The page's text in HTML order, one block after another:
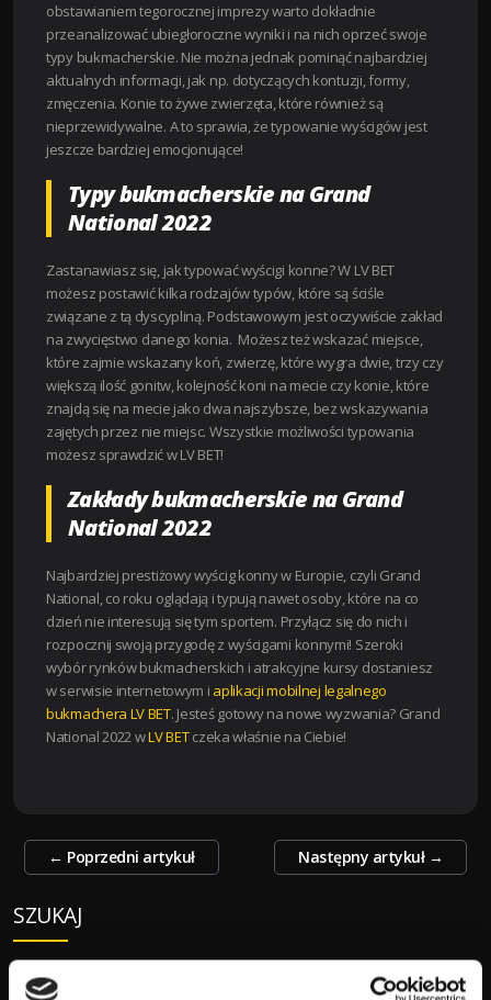
obstawianiem tegorocznej imprezy warto dokładnie
przeanalizować ubiegłoroczne wyniki i na nich oprzeć swoje
typy bukmacherskie. Nie można jednak pominąć najbardziej
aktualnych informacji, jak np. dotyczących kontuzji, formy,
zmęczenia. Konie to żywe zwierzęta, które również są
nieprzewidywalne. A to sprawia, że typowanie wyścigów jest
jeszcze bardziej emocjonujące!
Typy bukmacherskie na Grand
National 2022
Zastanawiasz się, jak typować wyścigi konne? W LV BET
możesz postawić kilka rodzajów typów, które są ściśle
związane z tą dyscypliną. Podstawowym jest oczywiście zakład
na zwycięstwo danego konia. Możesz też wskazać miejsce,
które zajmie wskazany koń, zwierzę, które wygra dwie, trzy czy
większą ilość gonitw, kolejność koni na mecie czy konie, które
znajdą się na mecie jako dwa najszybsze, bez wskazywania
zajętych przez nie miejsc. Wszystkie możliwości typowania
możesz sprawdzić w LV BET!
Zakłady bukmacherskie na Grand
National 2022
Najbardziej prestiżowy wyścig konny w Europie, czyli Grand
National, co roku oglądają i typują nawet osoby, które na co
dzień nie interesują się tym sportem. Przyłącz się do nich i
rozpocznij swoją przygodę z wyścigami konnymi! Szeroki
wybór rynków bukmacherskich i atrakcyjne kursy dostaniesz
w serwisie internetowym i aplikacji mobilnej legalnego
bukmachera LV BET. Jesteś gotowy na nowe wyzwania? Grand
National 2022 wLV BETczeka właśnie na Ciebie!
Zobacz
← Poprzedni artykuł Następny artykuł →
SZUKAJ